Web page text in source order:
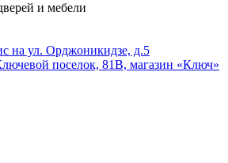
и мебели
на ул. Орджоникидзе, д.5
поселок, 81В, магазин «Ключ»